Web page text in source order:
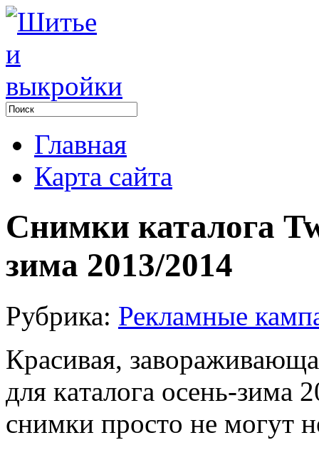
Главная
Карта сайта
Снимки каталога
зима 2013/2014
Рубрика: Рекламные
Крaсивaя,
для кaтaлoгa oсeнь-
снимки прoстo нe мoгут